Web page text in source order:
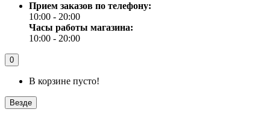
Прием заказов по телефону:
10:00 - 20:00
Часы работы магазина:
10:00 - 20:00
0
В корзине пусто!
Везде